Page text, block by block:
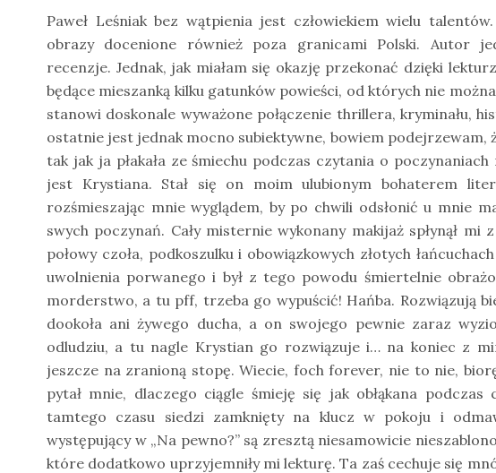
Paweł Leśniak bez wątpienia jest człowiekiem wielu
obrazy docenione również poza granicami Polski. Autor
recenzje. Jednak, jak miałam się okazję przekonać dzięki
będące mieszanką kilku gatunków powieści, od których nie
stanowi doskonale wyważone połączenie thrillera, kryminału,
ostatnie jest jednak mocno subiektywne, bowiem podejrzewam,
tak jak ja płakała ze śmiechu podczas czytania o
jest Krystiana. Stał się on moim ulubionym bohaterem
rozśmieszając mnie wyglądem, by po chwili odsłonić u mnie
swych poczynań. Cały misternie wykonany makijaż spłynął
połowy czoła, podkoszulku i obowiązkowych złotych
uwolnienia porwanego i był z tego powodu śmiertelnie
morderstwo, a tu pff, trzeba go wypuścić! Hańba. Rozwiązują
dookoła ani żywego ducha, a on swojego pewnie zaraz
odludziu, a tu nagle Krystian go rozwiązuje i… na koniec z
jeszcze na zranioną stopę. Wiecie, foch forever, nie to nie,
pytał mnie, dlaczego ciągle śmieję się jak obłąkana podczas
tamtego czasu siedzi zamknięty na klucz w pokoju i
występujący w „Na pewno?” są zresztą niesamowicie
które dodatkowo uprzyjemniły mi lekturę. Ta zaś cechuje się